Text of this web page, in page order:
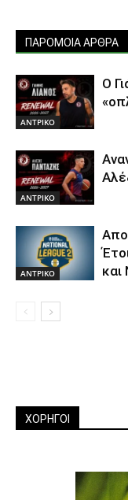
ΠΑΡΟΜΟΙΑ ΑΡΘΡΑ
ΑΝTΡΙΚΟ
Ο
ΑΝTΡΙΚΟ
ΑΝTΡΙΚΟ
και
ΧΟΡΗΓΟΙ